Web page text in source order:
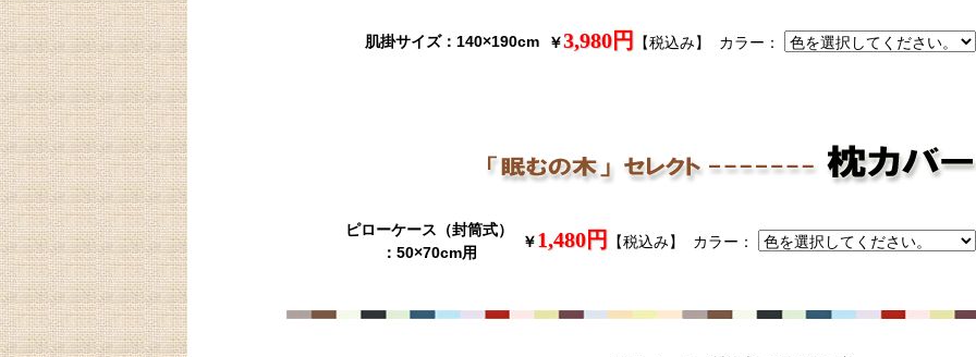
肌掛サイズ：140×190cm ￥3,980円 【税込み】 カラー：
ピローケース（封筒式）
：50×70cm用
￥1,480円 【税込み】 カラー：